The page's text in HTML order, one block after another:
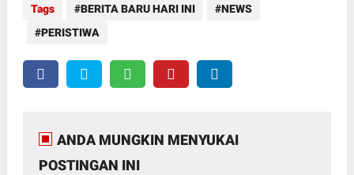
Tags BERITA BARU HARI INI
NEWS
PERISTIWA
ANDA MUNGKIN MENYUKAI
POSTINGAN INI